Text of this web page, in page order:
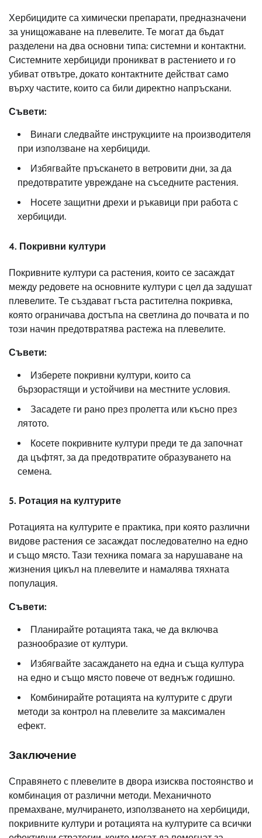
Хербицидите са химически препарати, предназначени
за унищожаване на плевелите. Те могат да бъдат
разделени на два основни типа: системни и контактни.
Системните хербициди проникват в растението и го
убиват отвътре, докато контактните действат само
върху частите, които са били директно напръскани.
Съвети:
Винаги следвайте инструкциите на производителя
при използване на хербициди.
Избягвайте пръскането в ветровити дни, за да
предотвратите увреждане на съседните растения.
Носете защитни дрехи и ръкавици при работа с
хербициди.
4. Покривни култури
Покривните култури са растения, които се засаждат
между редовете на основните култури с цел да задушат
плевелите. Те създават гъста растителна покривка,
която ограничава достъпа на светлина до почвата и по
този начин предотвратява растежа на плевелите.
Съвети:
Изберете покривни култури, които са
бързорастящи и устойчиви на местните условия.
Засадете ги рано през пролетта или късно през
лятото.
Косете покривните култури преди те да започнат
да цъфтят, за да предотвратите образуването на
семена.
5. Ротация на културите
Ротацията на културите е практика, при която различни
видове растения се засаждат последователно на едно
и също място. Тази техника помага за нарушаване на
жизнения цикъл на плевелите и намалява тяхната
популация.
Съвети:
Планирайте ротацията така, че да включва
разнообразие от култури.
Избягвайте засаждането на една и съща култура
на едно и също място повече от веднъж годишно.
Комбинирайте ротацията на културите с други
методи за контрол на плевелите за максимален
ефект.
Заключение
Справянето с плевелите в двора изисква постоянство и
комбинация от различни методи. Механичното
премахване, мулчирането, използването на хербициди,
покривните култури и ротацията на културите са всички